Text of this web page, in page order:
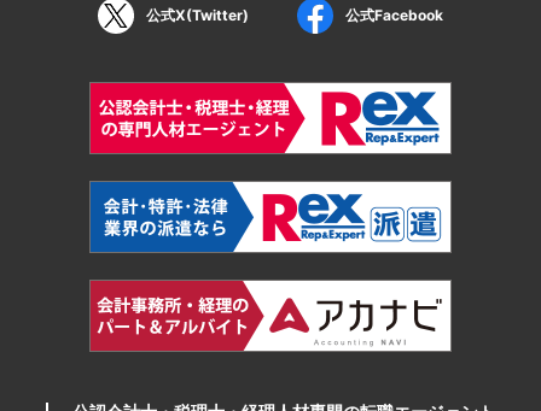
公式X(Twitter) 公式Facebook